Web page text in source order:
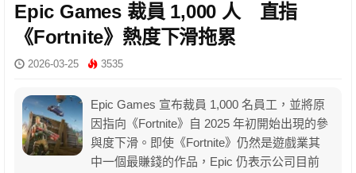
Epic Games 裁員 1,000 人 直指
《Fortnite》熱度下滑拖累
2026-03-25 3535
Epic Games 宣布裁員 1,000 名員工，並將原
因指向《Fortnite》自 2025 年初開始出現的參
與度下滑。即使《Fortnite》仍然是遊戲業其
中一個最賺錢的作品，Epic 仍表示公司目前